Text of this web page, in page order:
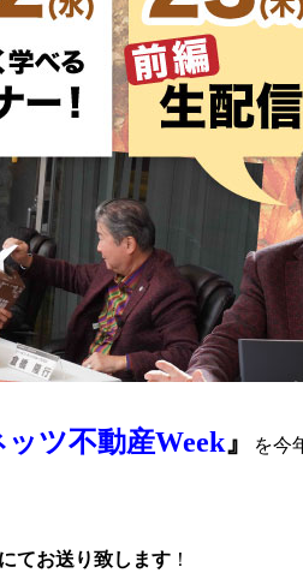
ﾘﾌｫｰﾑ・ﾘﾉﾍﾞ・大規模修繕
入居中の方(特典・手続・ﾄﾗﾌﾞﾙ)
ッツ不動産Week』
を今
てお送り致します ！